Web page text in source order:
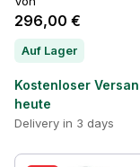
296,00 €
Auf Lager
Kostenloser
heute
Delivery in 3 days